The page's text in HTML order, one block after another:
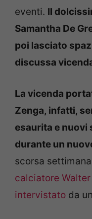
eventi. Il
Samantha De
poi lasciato
discussa
La vicenda
Zenga, infatti,
esaurita e nuovi
durante un
scorsa
calciatore
intervistato da